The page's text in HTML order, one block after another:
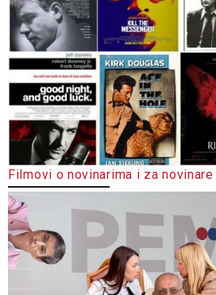
Filmovi o novinarima i za novinare